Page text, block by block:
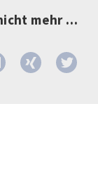
Wohnung zum Kauf in Potsdam (nicht mehr verfügbar)